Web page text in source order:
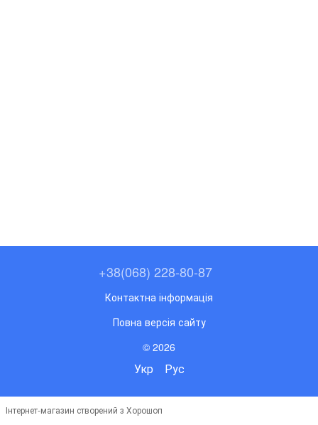
+38(068) 228-80-87
Контактна інформація
Повна версія сайту
© 2026
Укр Рус
Інтернет-магазин створений з Хорошоп